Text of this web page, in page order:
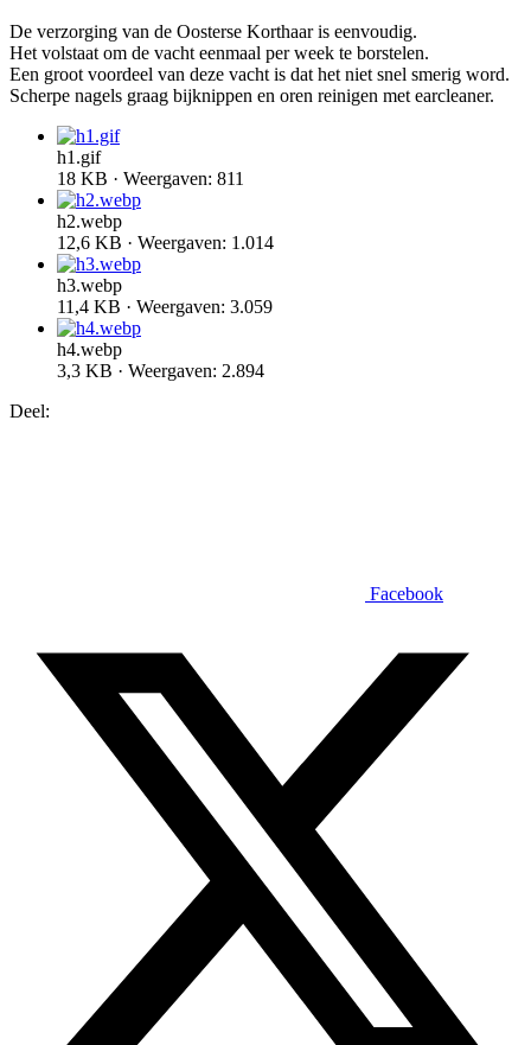
De verzorging van de Oosterse Korthaar is eenvoudig.
Het volstaat om de vacht eenmaal per week te borstelen.
Een groot voordeel van deze vacht is dat het niet snel smerig word.
Scherpe nagels graag bijknippen en oren reinigen met earcleaner.
h1.gif
18 KB · Weergaven: 811
h2.webp
12,6 KB · Weergaven: 1.014
h3.webp
11,4 KB · Weergaven: 3.059
h4.webp
3,3 KB · Weergaven: 2.894
Deel:
Facebook